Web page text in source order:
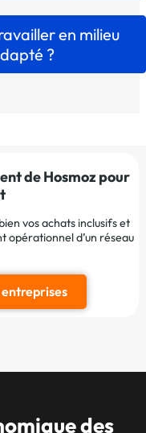
en milieu
?
de Hosmoz pour
vos achats inclusifs et
opérationnel d’un réseau
entreprises
des